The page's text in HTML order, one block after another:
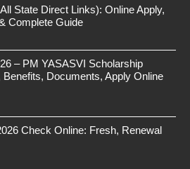
(All State Direct Links): Online Apply,
Complete Guide
– PM YASASVI Scholarship
Benefits, Documents, Apply Online
Check Online: Fresh, Renewal